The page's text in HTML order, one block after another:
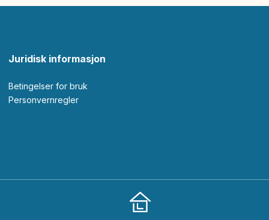
Juridisk informasjon
Betingelser for bruk
Personvernregler